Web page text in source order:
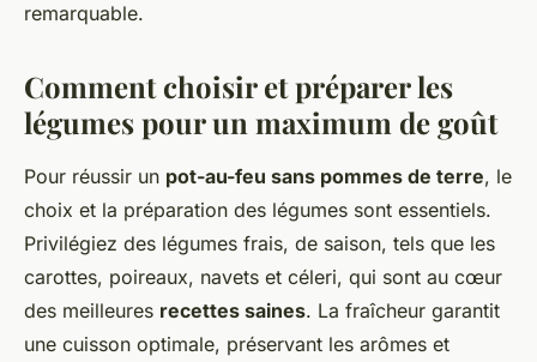
remarquable.
Comment choisir et préparer les
légumes pour un maximum de goût
Pour réussir un pot-au-feu sans pommes de terre, le
choix et la préparation des légumes sont essentiels.
Privilégiez des légumes frais, de saison, tels que les
carottes, poireaux, navets et céleri, qui sont au cœur
des meilleures recettes saines. La fraîcheur garantit
une cuisson optimale, préservant les arômes et